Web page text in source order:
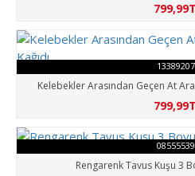
Kelebekler Arasından Geçen At
Rengarenk Tavus Kuşu 3